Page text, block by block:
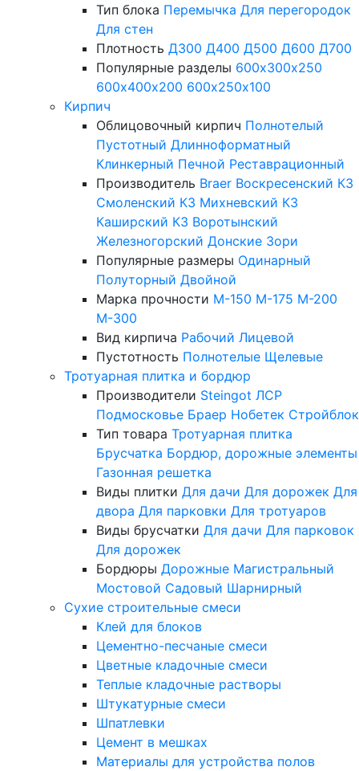
Тип блока Перемычка Для перегородок
Для стен
Плотность Д300 Д400 Д500 Д600 Д700
Популярные разделы 600х300х250
600х400х200 600х250х100
Кирпич
Облицовочный кирпич Полнотелый
Пустотный Длинноформатный
Клинкерный Печной Реставрационный
Производитель Braer Воскресенский КЗ
Смоленский КЗ Михневский КЗ
Каширский КЗ Воротынский
Железногорский Донские Зори
Популярные размеры Одинарный
Полуторный Двойной
Марка прочности М-150 М-175 М-200
М-300
Вид кирпича Рабочий Лицевой
Пустотность Полнотелые Щелевые
Тротуарная плитка и бордюр
Производители Steingot ЛСР
Подмосковье Браер Нобетек Стройблок
Тип товара Тротуарная плитка
Брусчатка Бордюр, дорожные элементы
Газонная решетка
Виды плитки Для дачи Для дорожек Для
двора Для парковки Для тротуаров
Виды брусчатки Для дачи Для парковок
Для дорожек
Бордюры Дорожные Магистральный
Мостовой Садовый Шарнирный
Сухие строительные смеси
Клей для блоков
Цементно-песчаные смеси
Цветные кладочные смеси
Теплые кладочные растворы
Штукатурные смеси
Шпатлевки
Цемент в мешках
Материалы для устройства полов